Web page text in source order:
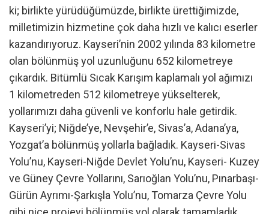
ki; birlikte yürüdüğümüzde, birlikte ürettiğimizde,
milletimizin hizmetine çok daha hızlı ve kalıcı eserler
kazandırıyoruz. Kayseri’nin 2002 yılında 83 kilometre
olan bölünmüş yol uzunluğunu 652 kilometreye
çıkardık. Bitümlü Sıcak Karışım kaplamalı yol ağımızı
1 kilometreden 512 kilometreye yükselterek,
yollarımızı daha güvenli ve konforlu hale getirdik.
Kayseri’yi; Niğde’ye, Nevşehir’e, Sivas’a, Adana’ya,
Yozgat’a bölünmüş yollarla bağladık. Kayseri-Sivas
Yolu’nu, Kayseri-Niğde Devlet Yolu’nu, Kayseri- Kuzey
ve Güney Çevre Yollarını, Sarıoğlan Yolu’nu, Pınarbaşı-
Gürün Ayrımı-Şarkışla Yolu’nu, Tomarza Çevre Yolu